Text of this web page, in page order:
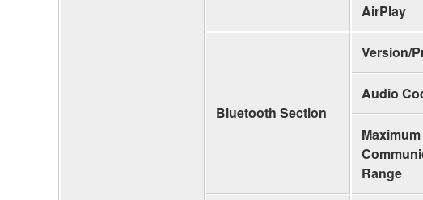
AirPlay
Bluetooth Section
Version/
Audio
Maximum
Range